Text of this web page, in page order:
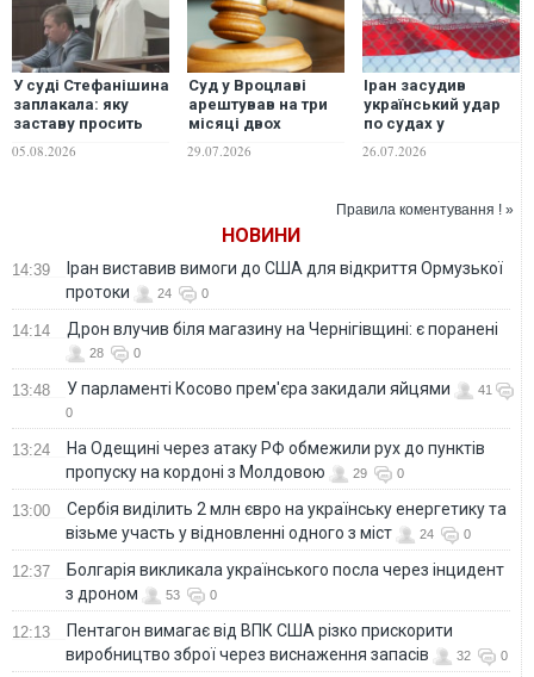
У суді Стефанішина
заплакала: яку
заставу просить
прокуратура
05.08.2026
Суд у Вроцлаві
арештував на три
місяці двох
підозрюваних у
побитті
29.07.2026
Іран засудив
український удар
по судах у
Каспійському морі
і пригрозив "діями
26.07.2026
Правила коментування ! »
НОВИНИ
14:39
Іран виставив вимоги до США для відкриття Ормузької
протоки
24 0
14:14 Дрон влучив біля магазину на Чернігівщині: є поранені
28 0
13:48 У парламенті Косово прем'єра закидали яйцями
41
0
13:24
На Одещині через атаку РФ обмежили рух до пунктів
пропуску на кордоні з Молдовою
29 0
13:00
Сербія виділить 2 млн євро на українську енергетику та
візьме участь у відновленні одного з міст
24 0
12:37
Болгарія викликала українського посла через інцидент
з дроном
53 0
12:13
Пентагон вимагає від ВПК США різко прискорити
виробництво зброї через виснаження запасів
32 0